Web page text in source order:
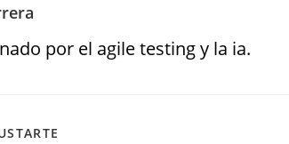
por el agile testing y la ia.